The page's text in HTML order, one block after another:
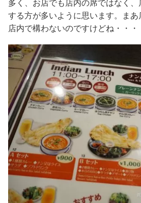
多く、お店でも店内の席ではなく、
する方が多いように思います。まあ
店内で構わないのですけどね・・・